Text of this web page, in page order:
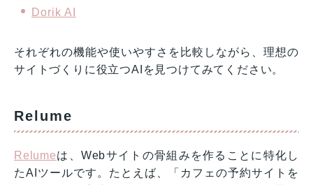
Dorik AI
それぞれの機能や使いやすさを比較しながら、理想の
サイトづくりに役立つAIを見つけてみてください。
Relume
Relumeは、Webサイトの骨組みを作ることに特化し
たAIツールです。たとえば、「カフェの予約サイトを